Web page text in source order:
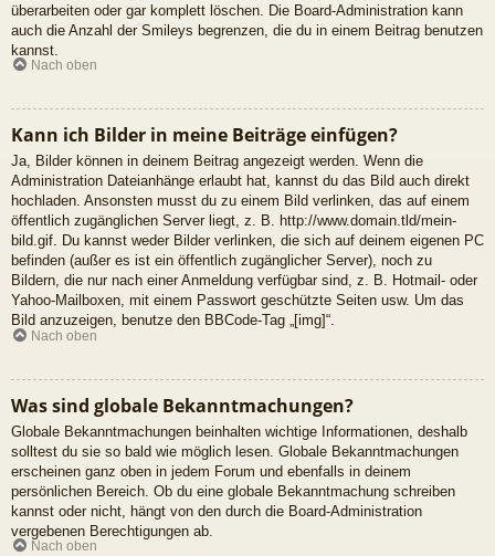
überarbeiten oder gar komplett löschen. Die Board-Administration kann
auch die Anzahl der Smileys begrenzen, die du in einem Beitrag benutzen
kannst.
Nach oben
Kann ich Bilder in meine Beiträge einfügen?
Ja, Bilder können in deinem Beitrag angezeigt werden. Wenn die
Administration Dateianhänge erlaubt hat, kannst du das Bild auch direkt
hochladen. Ansonsten musst du zu einem Bild verlinken, das auf einem
öffentlich zugänglichen Server liegt, z. B. http://www.domain.tld/mein-
bild.gif. Du kannst weder Bilder verlinken, die sich auf deinem eigenen PC
befinden (außer es ist ein öffentlich zugänglicher Server), noch zu
Bildern, die nur nach einer Anmeldung verfügbar sind, z. B. Hotmail- oder
Yahoo-Mailboxen, mit einem Passwort geschützte Seiten usw. Um das
Bild anzuzeigen, benutze den BBCode-Tag „[img]“.
Nach oben
Was sind globale Bekanntmachungen?
Globale Bekanntmachungen beinhalten wichtige Informationen, deshalb
solltest du sie so bald wie möglich lesen. Globale Bekanntmachungen
erscheinen ganz oben in jedem Forum und ebenfalls in deinem
persönlichen Bereich. Ob du eine globale Bekanntmachung schreiben
kannst oder nicht, hängt von den durch die Board-Administration
vergebenen Berechtigungen ab.
Nach oben